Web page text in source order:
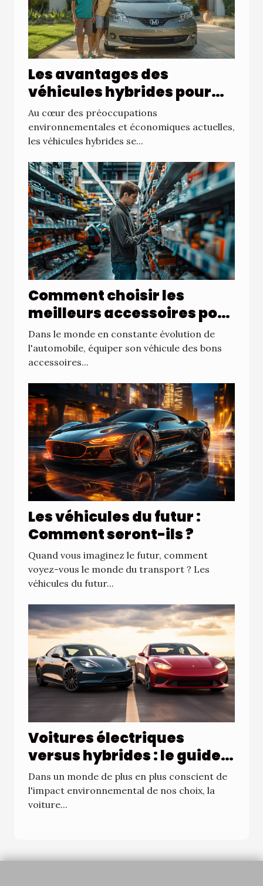
Les avantages des
véhicules hybrides pour
les familles modernes
Au cœur des préoccupations
environnementales et économiques actuelles,
les véhicules hybrides se...
Comment choisir les
meilleurs accessoires pour
votre véhicule : un guide
complet
Dans le monde en constante évolution de
l'automobile, équiper son véhicule des bons
accessoires...
Les véhicules du futur :
Comment seront-ils ?
Quand vous imaginez le futur, comment
voyez-vous le monde du transport ? Les
véhicules du futur...
Voitures électriques
versus hybrides : le guide
ultime
Dans un monde de plus en plus conscient de
l'impact environnemental de nos choix, la
voiture...